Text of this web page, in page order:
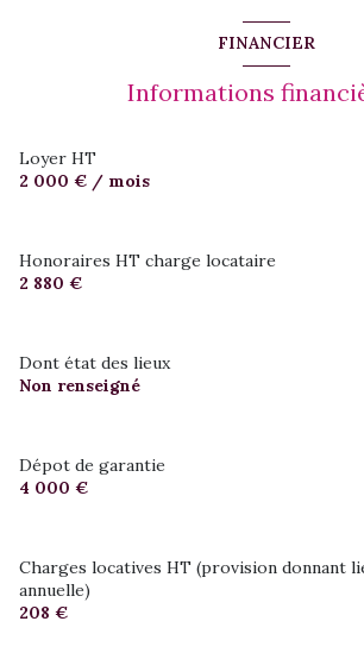
FINANCIER
Informations
Loyer HT
2 000 € / mois
Honoraires HT charge locataire
2 880 €
Dont état des lieux
Non renseigné
Dépot de garantie
4 000 €
Charges locatives HT (provision donnant
annuelle)
208 €